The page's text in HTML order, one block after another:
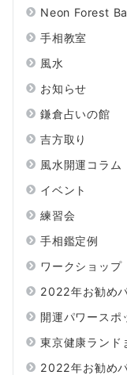
Neon Forest
手相教室
風水
お知らせ
鎌倉占いの館
吉方取り
風水開運コラム
イベント
練習会
手相鑑定例
ワークショップ
2022年お勧め
開運パワースポ
東京健康ランド
2022年お勧め